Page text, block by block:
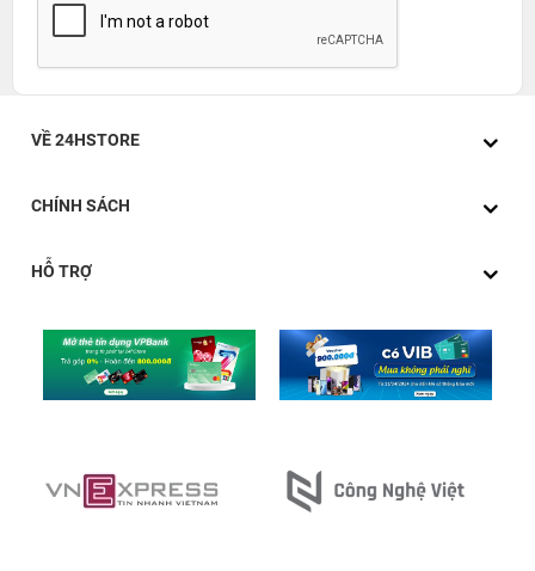
VỀ 24HSTORE
CHÍNH SÁCH
HỖ TRỢ